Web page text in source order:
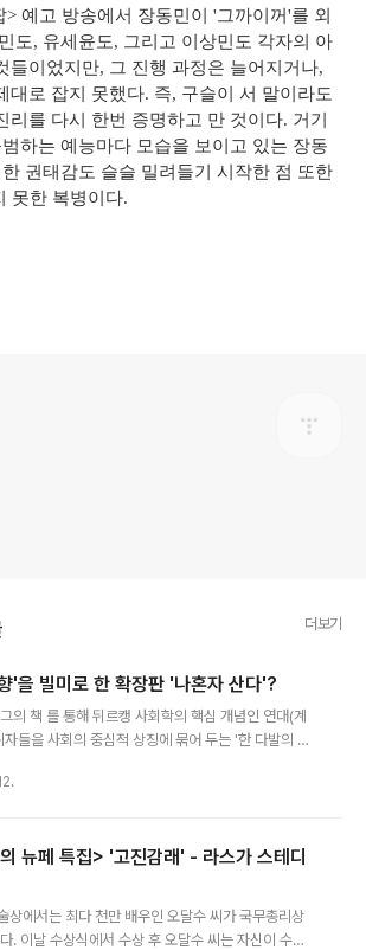
> 예고 방송에서 장동민이 '그까이꺼'를 외
도, 유세윤도, 그리고 이상민도 각자의 아
들이었지만, 그 진행 과정은 늘어지거나,
대로 잡지 못했다. 즉, 구슬이 서 말이라도
리를 다시 한번 증명하고 만 것이다. 거기
하는 예능마다 모습을 보이고 있는 장동
권태감도 슬슬 밀려들기 시작한 점 또한
못한 복병이다.
더보기
'을 빌미로 한 확장판 '나혼자 산다'?
의 책 를 통해 뒤르캥 사회학의 핵심 개념인 연대(계
들을 사회의 중심적 상징에 묶어 두는 '한 다발의 감
계급적 연대가 신자유주의 사회에 있어서는 더 이
. 그리고 대신 그 모든 것들을 '감성화'시킨다. 왜냐
소비할 수 있지만, '기분'은 그럴 수 있으니까. 그리
의는 '구매를 충동하는 자극을 늘이고 , 더 많은 욕구
뉴페 특집> '고진감래' - 라스가 스테디
상에서는 최다 천만 배우인 오달수 씨가 국무총리상
. 이날 수상식에서 수상 후 오달수 씨는 자신이 수상